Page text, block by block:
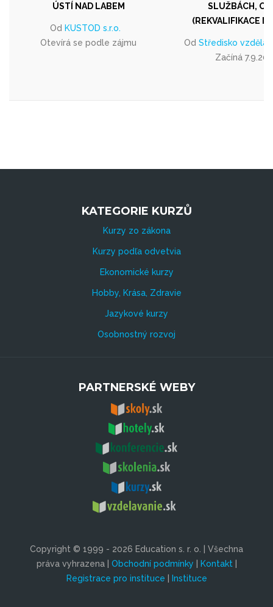
ÚSTÍ NAD LABEM
Od KUSTOD s.r.o.
Otevírá se podle zájmu
SLUŽBÁCH,
(REKVALIFIKACE
Od Středisko
Začíná
KATEGORIE KURZŮ
Kurzy zo zákona
Kurzy podľa odvetvia
Ekonomické kurzy
Hobby, Krása, Zdravie
Jazykové kurzy
Osobnostný rozvoj
PARTNERSKÉ WEBY
Copyright © 1999 - 2026 Education s. r. o. | Všechna
práva vyhrazena | Obchodní podmínky | Kontakt|
Registrace pro instituce | Instituce